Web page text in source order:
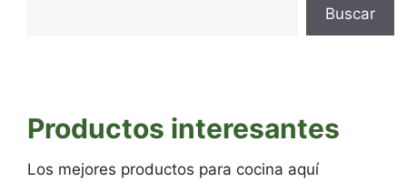
Buscar
Productos interesantes
Los mejores productos para cocina aquí